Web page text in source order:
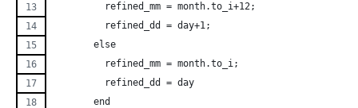
         refined_mm = month.to_i+12;
         refined_dd = day+1;
       else
         refined_mm = month.to_i;
         refined_dd = day
       end